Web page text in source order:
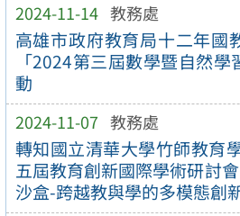
2024-11-14 教務處
高雄市政府教育局十二年國
「2024第三屆數學暨自然
動
2024-11-07 教務處
轉知國立清華大學竹師教育
五屆教育創新國際學術研討
沙盒-跨越教與學的多模態創